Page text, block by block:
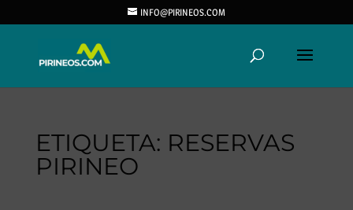
INFO@PIRINEOS.COM
ETIQUETA: RESERVAS
PIRINEO